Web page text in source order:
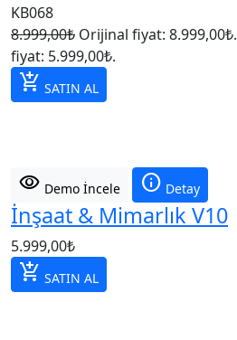
KB068
8.999,00₺ Orijinal fiyat: 8.999,00₺.
fiyat: 5.999,00₺.
add_shopping_cart SATIN AL
visibility Demo İncele info Detay
İnşaat & Mimarlık V10
5.999,00₺
add_shopping_cart SATIN AL